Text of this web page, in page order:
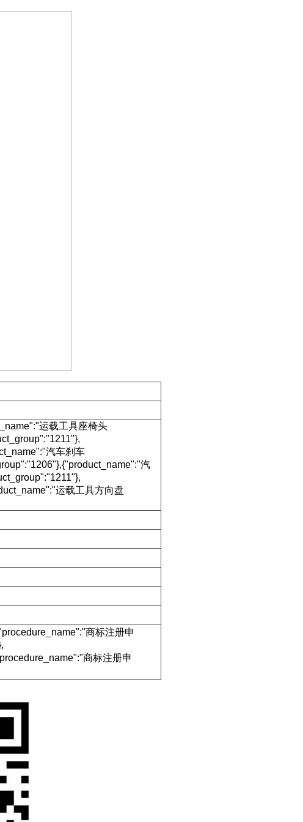
运载工具座椅头
汽车刹车
汽
运载工具方向盘
商标注册申
商标注册申